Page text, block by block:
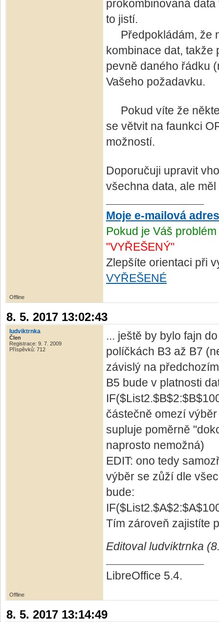
prokombinovaná
to jistí.
Předpokládám, že
kombinace dat, takže
pevně daného řádku
Vašeho požadavku.
Pokud víte že
se větvit na faunkci
možností.
Doporučuji upravit
všechna data, ale
Moje e-mailová
Pokud je Váš
"VYŘEŠENÝ"
Zlepšíte orientaci při
VYŘEŠENÉ
Offline
8. 5. 2017 13:02:43
ludviktrnka
Člen
Registrace: 9. 7. 2009
Příspěvků: 712
... ještě by bylo fajn
políčkách B3 až B7
závislý na
B5 bude v platnosti
částečně omezí
supluje poměrně
naprosto nemožná)
EDIT: ono tedy
výběr se zůží dle
bude:
Tím zároveň zajistíte
Editoval ludviktrnka
LibreOffice 5.4.
Offline
8. 5. 2017 13:14:49